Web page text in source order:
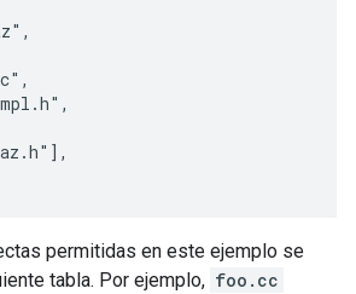
permitidas en este ejemplo se
tabla. Por ejemplo, foo.cc